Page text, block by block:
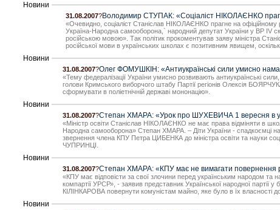
Новини
31.08.2007?Володимир СТУПАК: «Соціаліст НІКОЛАЄНКО
«Очевидно, соціаліст Станіслав НІКОЛАЄНКО прагне на офіційному
Україна-Народна самооборона,` народний депутат України у ВР IV
російською мовою». Так політик прокоментував заяву міністра
російської мови в українських школах є позитивним явищем,
Новини
31.08.2007?Олег ФОМУШКІН: «Антиукраїнські сили умисно
«Тему федералізації України умисно розвивають антиукраїнські
голови Кримського виборчого штабу Партії регіонів Олексія
сформувати в поліетнічній державі мононацію».
Новини
31.08.2007?Степан ХМАРА: «Урок про ШУХЕВИЧА 1 вересня в
«Міністр освіти Станіслав НІКОЛАЄНКО не має права відміняти в
Народна самооборона» Степан ХМАРА. – Діти України - спадкоємці
звернення члена КПУ Петра ЦИБЕНКА до міністра освіти та науки
ЧУПРИНЦІ.
Новини
31.08.2007?Степан ХМАРА: «КПУ має не вимагати повернення
«КПУ має відповісти за свої злочини перед українським народом
компартії УРСР», - заявив представник Української народної
КІЛІНКАРОВА повернути комуністам майно, яке було в їх власності
Новини